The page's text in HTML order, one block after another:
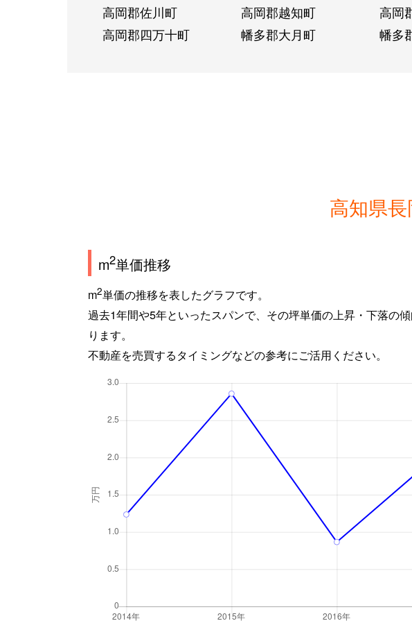
高岡郡佐川町
高岡郡越知町 高岡
高岡郡四万十町
幡多郡大月町 幡多
高知県
m2単価推移
m2単価の推移を表したグラフです。
過去1年間や5年といったスパンで、その坪単価の上昇・下落の
ります。
不動産を売買するタイミングなどの参考にご活用ください。